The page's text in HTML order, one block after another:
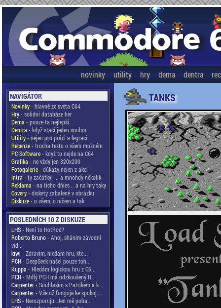
novinky utility hry dema dentra
NAVIGÁTOR
Novinky- hlavně ze světa C64
Hry- solidní databáze her
Dema - pouze ta nejlepší
Dentra - když stačí jeden soubor
Utility- nejen pro práci a legraci
Recenze- trocha textu o všem možném
PC Software- když to nejde na C64
Grafika - ne vždy jen 320x200
Fotogalerie- důkazy nejen z akcí
Intra - ty začátky! ... a mnohdy několik
Reklama - na ticho dňies .. a na hry taky
Covery- diskety zabalené v obrázku
Diskuze- o všem, o ničem a tak
POSLEDNÍCH 10 Z DISKUZE
LHS- Není to HotRod?
Roberto Bruno- Ahoj, sháním závodní
vid...
kiwi - Zdravim, hledam hru, kte...
PCH- DeepSeek našel pouze toh...
Kuppa - Hledám logickou hru z C6...
PCH- Mdlý PCH má odzkoušený R...
Carpenter- Souhlasím s Patrikem a k...
Carpenter- Vše už funguje ke spokoj...
LHS- Nerozporuju. Jen mě poba...
TANKS